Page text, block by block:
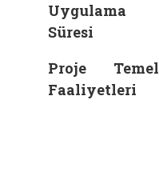
Uygulama
Süresi
Proje Temel
Faaliyetleri